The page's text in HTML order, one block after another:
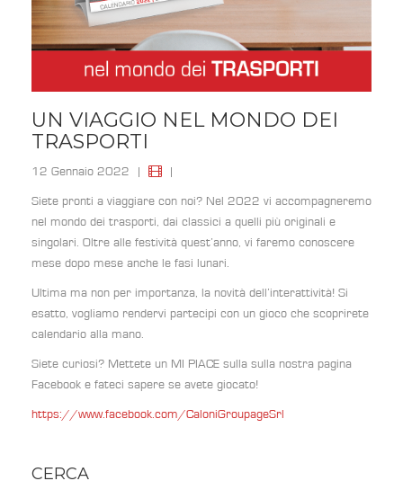
UN VIAGGIO NEL MONDO DEI
TRASPORTI
12 Gennaio 2022
Siete pronti a viaggiare con noi? Nel 2022 vi accompagneremo
nel mondo dei trasporti, dai classici a quelli più originali e
singolari. Oltre alle festività quest’anno, vi faremo conoscere
mese dopo mese anche le fasi lunari.
Ultima ma non per importanza, la novità dell’interattività! Si
esatto, vogliamo rendervi partecipi con un gioco che scoprirete
calendario alla mano.
Siete curiosi? Mettete un MI PIACE sulla sulla nostra pagina
Facebook e fateci sapere se avete giocato!
https://www.facebook.com/CaloniGroupageSrl
CERCA